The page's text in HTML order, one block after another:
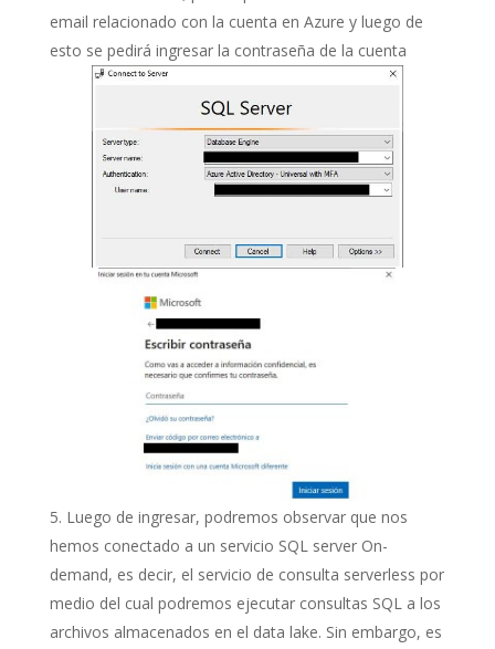
email relacionado con la cuenta en Azure y luego de
esto se pedirá ingresar la contraseña de la cuenta
Luego de ingresar, podremos observar que nos
hemos conectado a un servicio SQL server On-
demand, es decir, el servicio de consulta serverless por
medio del cual podremos ejecutar consultas SQL a los
archivos almacenados en el data lake. Sin embargo, es